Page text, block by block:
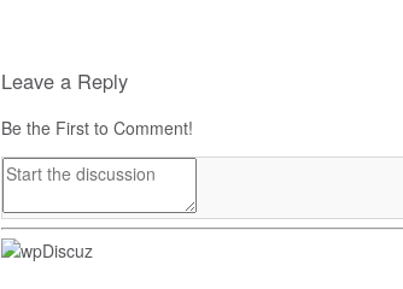
Leave a Reply
Be the First to Comment!